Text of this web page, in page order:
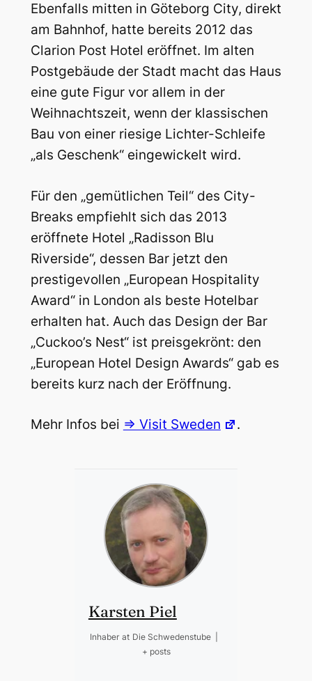
Ebenfalls mitten in Göteborg City, direkt
am Bahnhof, hatte bereits 2012 das
Clarion Post Hotel eröffnet. Im alten
Postgebäude der Stadt macht das Haus
eine gute Figur vor allem in der
Weihnachtszeit, wenn der klassischen
Bau von einer riesige Lichter-Schleife
„als Geschenk“ eingewickelt wird.
Für den „gemütlichen Teil“ des City-
Breaks empfiehlt sich das 2013
eröffnete Hotel „Radisson Blu
Riverside“, dessen Bar jetzt den
prestigevollen „European Hospitality
Award“ in London als beste Hotelbar
erhalten hat. Auch das Design der Bar
„Cuckoo’s Nest“ ist preisgekrönt: den
„European Hotel Design Awards“ gab es
bereits kurz nach der Eröffnung.
Mehr Infos bei => Visit Sweden .
Karsten Piel
Inhaber at Die Schwedenstube
+ posts